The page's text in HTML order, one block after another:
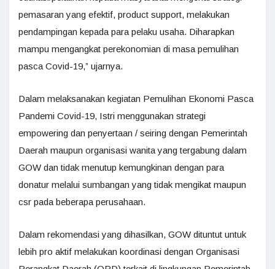
pemasaran yang efektif, product support, melakukan
pendampingan kepada para pelaku usaha. Diharapkan
mampu mengangkat perekonomian di masa pemulihan
pasca Covid-19,” ujarnya.
Dalam melaksanakan kegiatan Pemulihan Ekonomi Pasca
Pandemi Covid-19, Istri menggunakan strategi
empowering dan penyertaan / seiring dengan Pemerintah
Daerah maupun organisasi wanita yang tergabung dalam
GOW dan tidak menutup kemungkinan dengan para
donatur melalui sumbangan yang tidak mengikat maupun
csr pada beberapa perusahaan.
Dalam rekomendasi yang dihasilkan, GOW dituntut untuk
lebih pro aktif melakukan koordinasi dengan Organisasi